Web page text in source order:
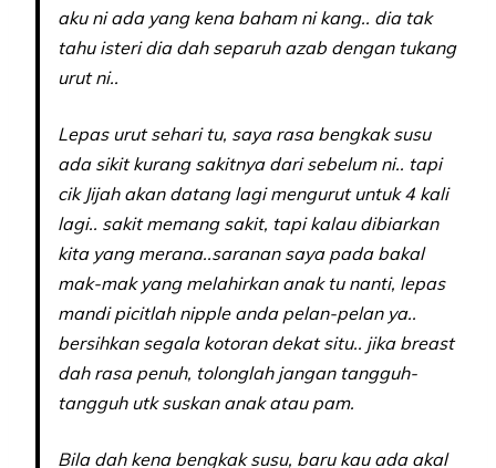
aku ni ada yang kena baham ni kang.. dia tak
tahu isteri dia dah separuh azab dengan tukang
urut ni..
Lepas urut sehari tu, saya rasa bengkak susu
ada sikit kurang sakitnya dari sebelum ni.. tapi
cik Jijah akan datang lagi mengurut untuk 4 kali
lagi.. sakit memang sakit, tapi kalau dibiarkan
kita yang merana..saranan saya pada bakal
mak-mak yang melahirkan anak tu nanti, lepas
mandi picitlah nipple anda pelan-pelan ya..
bersihkan segala kotoran dekat situ.. jika breast
dah rasa penuh, tolonglah jangan tangguh-
tangguh utk suskan anak atau pam.
Bila dah kena bengkak susu, baru kau ada akal